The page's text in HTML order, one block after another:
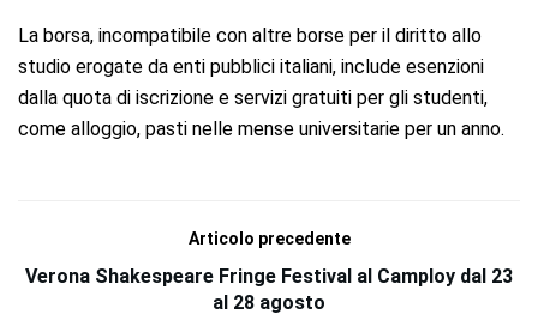
La borsa, incompatibile con altre borse per il diritto allo
studio erogate da enti pubblici italiani, include esenzioni
dalla quota di iscrizione e servizi gratuiti per gli studenti,
come alloggio, pasti nelle mense universitarie per un anno.
Articolo precedente
Verona Shakespeare Fringe Festival al Camploy dal 23
al 28 agosto